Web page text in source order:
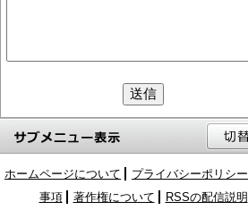
ホームページについて プライバシーポリシー
事項
著作権について
RSSの配信説明